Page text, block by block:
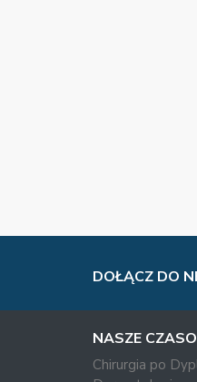
DOŁĄCZ DO
NASZE
Chirurgia po